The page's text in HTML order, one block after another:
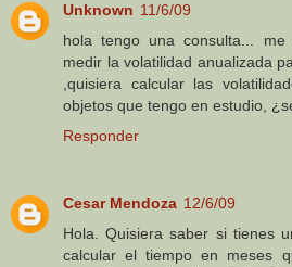
Unknown 11/6/09
hola tengo una consulta...
medir la volatilidad anualizada
,quisiera calcular las
objetos que tengo en estudio,
Responder
Cesar Mendoza 12/6/09
Hola. Quisiera saber si tienes
calcular el tiempo en meses